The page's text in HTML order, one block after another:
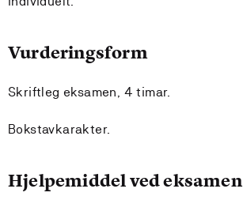
Vurderingsform
Skriftleg eksamen, 4 timar.
Bokstavkarakter.
Hjelpemiddel ved eksamen